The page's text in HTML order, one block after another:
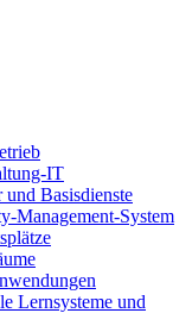
IT
und Basisdienste
Management-System
Lernsysteme und